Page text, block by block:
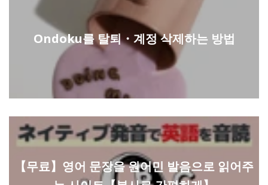
Ondoku를 탈퇴・계정 삭제하는 방법
【무료】영어 문장을 원어민 발음으로 읽어주